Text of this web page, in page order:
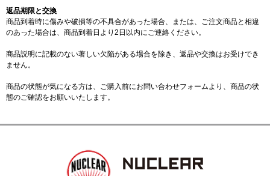
返品期限と交換
商品到着時に傷みや破損等の不具合があった場合、または、ご注文商品と相違
のあった場合は、商品到着日より2日以内にご連絡ください。
商品説明に記載のない著しい欠陥がある場合を除き、返品や交換はお受けでき
ません。
商品の状態が気になる方は、ご購入前にお問い合わせフォームより、商品の状
態のご確認をお願いいたします。